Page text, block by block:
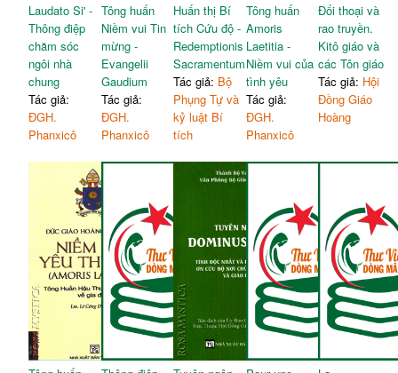
Laudato Si' -
Thông điệp
chăm sóc
ngôi nhà
chung
Tác giả:
ĐGH.
Phanxicô
Tông huấn
Niềm vui Tin
mừng -
Evangelii
Gaudium
Tác giả:
ĐGH.
Phanxicô
Huấn thị Bí
tích Cứu độ -
Redemptionis
Sacramentum
Tác giả: Bộ
Phụng Tự và
kỷ luật Bí
tích
Tông huấn
Amoris
Laetitia -
Niềm vui của
tình yêu
Tác giả:
ĐGH.
Phanxicô
Đối thoại và
rao truyền.
Kitô giáo và
các Tôn giáo
Tác giả: Hội
Đồng Giáo
Hoàng